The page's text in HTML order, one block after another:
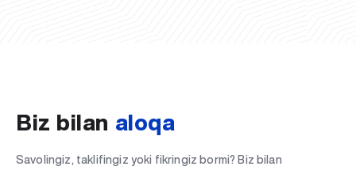
Biz bilan aloqa
Savolingiz, taklifingiz yoki fikringiz bormi? Biz bilan